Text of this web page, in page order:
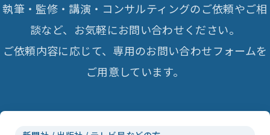
執筆・監修・講演・コンサルティングのご依頼やご相
談など、お気軽にお問い合わせください。
ご依頼内容に応じて、専用のお問い合わせフォームを
ご用意しています。